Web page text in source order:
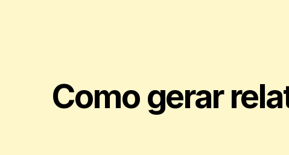
Como gerar